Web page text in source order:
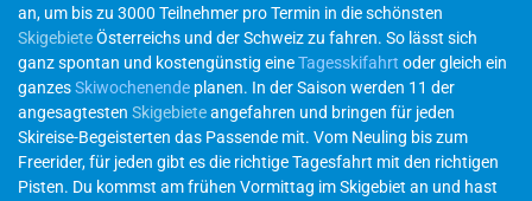
an, um bis zu 3000 Teilnehmer pro Termin in die schönsten
SkigebieteÖsterreichs und der Schweiz zu fahren. So lässt sich
ganz spontan und kostengünstig eineTagesskifahrt oder gleich ein
ganzesSkiwochenende planen. In der Saison werden 11 der
angesagtesten Skigebieteangefahren und bringen für jeden
Skireise-Begeisterten das Passende mit. Vom Neuling bis zum
Freerider, für jeden gibt es die richtige Tagesfahrt mit den richtigen
Pisten. Du kommst am frühen Vormittag im Skigebiet an und hast